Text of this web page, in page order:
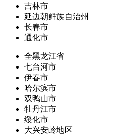
吉林市
延边朝鲜族自治州
长春市
通化市
全黑龙江省
七台河市
伊春市
哈尔滨市
双鸭山市
牡丹江市
绥化市
大兴安岭地区